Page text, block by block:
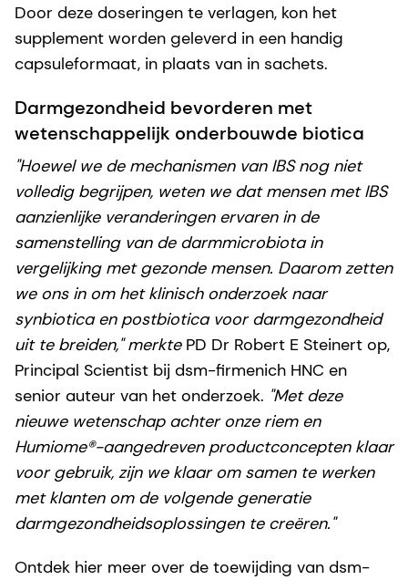
Door deze doseringen te verlagen, kon het
supplement worden geleverd in een handig
capsuleformaat, in plaats van in sachets.
Darmgezondheid bevorderen met
wetenschappelijk onderbouwde biotica
"Hoewel we de mechanismen van IBS nog niet
volledig begrijpen, weten we dat mensen met IBS
aanzienlijke veranderingen ervaren in de
samenstelling van de darmmicrobiota in
vergelijking met gezonde mensen. Daarom zetten
we ons in om het klinisch onderzoek naar
synbiotica en postbiotica voor darmgezondheid
uit te breiden," merktePD Dr Robert E Steinert op,
Principal Scientist bij dsm-firmenich HNC en
senior auteur van het onderzoek. "Met deze
nieuwe wetenschap achter onze riem en
Humiome®-aangedreven productconcepten klaar
voor gebruik, zijn we klaar om samen te werken
met klanten om de volgende generatie
darmgezondheidsoplossingen te creëren."
Ontdek hier meer over de toewijding van dsm-